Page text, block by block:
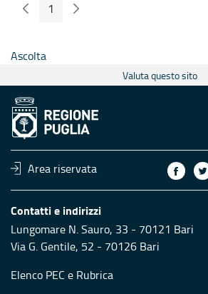
Pagina Precedente
Pagina
1 Pagina Seguente
Ascolta
Valuta questo sito
Area riservata
Contatti e indirizzi
Lungomare N. Sauro, 33 - 70121 Bari
Via G. Gentile, 52 - 70126 Bari
Elenco PEC e Rubrica